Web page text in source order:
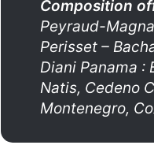
Composition
Peyraud-
Perisset –
Diani Panama :
Natis, Cedeno
Montenegro,